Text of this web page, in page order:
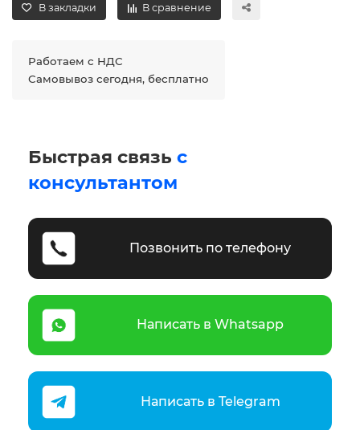
В закладки В сравнение
Работаем с НДС
Самовывоз сегодня, бесплатно
Быстрая связь с
консультантом
Позвонить по телефону
Написать в Whatsapp
Написать в Telegram